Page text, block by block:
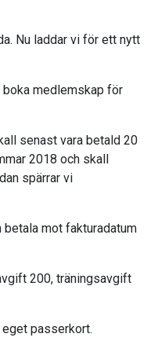
Nu laddar vi för ett nytt
medlemskap för
senast vara betald 20
2018 och skall
spärrar vi
betala mot fakturadatum
200, träningsavgift
passerkort.